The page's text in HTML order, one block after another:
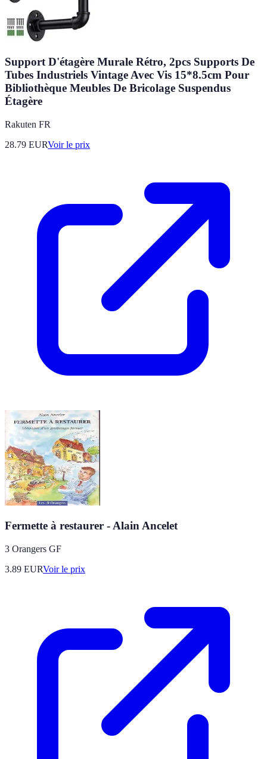
Support D'étagère Murale Rétro, 2pcs Supports De
Tubes Industriels Vintage Avec Vis 15*8.5cm Pour
Bibliothèque Meubles De Bricolage Suspendus
Étagère
Rakuten FR
28.79 EURVoir le prix
Fermette à restaurer - Alain Ancelet
3 Orangers GF
3.89 EURVoir le prix